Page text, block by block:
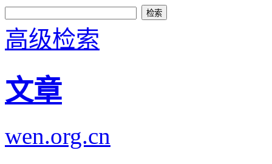
高级检索
文章
wen.org.cn